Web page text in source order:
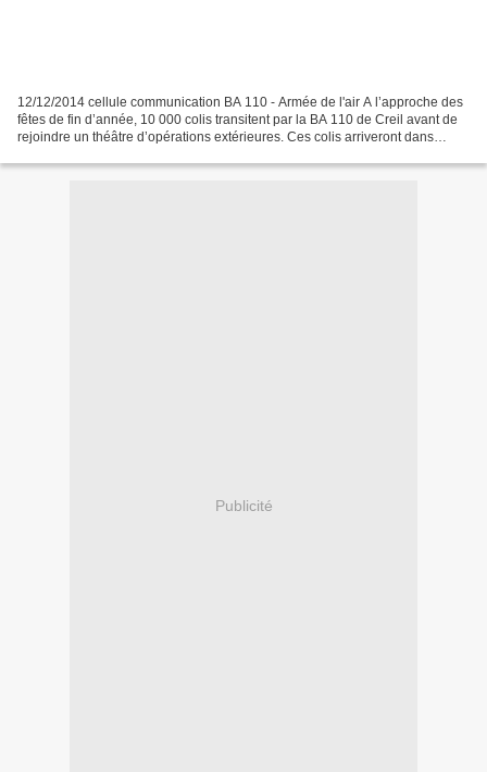
12/12/2014 cellule communication BA 110 - Armée de l'air A l’approche des
fêtes de fin d’année, 10 000 colis transitent par la BA 110 de Creil avant de
rejoindre un théâtre d’opérations extérieures. Ces colis arriveront dans
Publicité